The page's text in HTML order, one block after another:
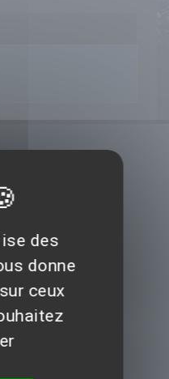
des
donne
ceux